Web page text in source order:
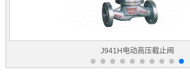
J941H电动高压截止阀